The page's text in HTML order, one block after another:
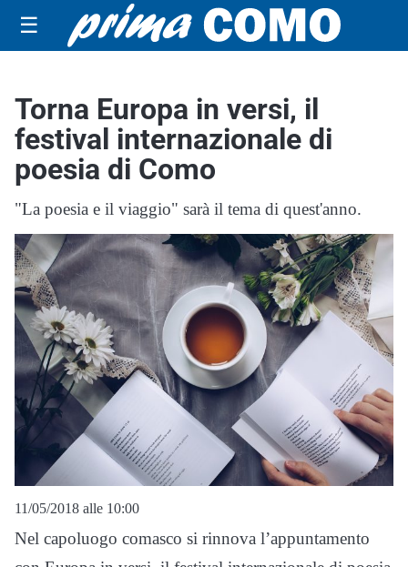
☰
Torna Europa in versi, il
festival internazionale di
poesia di Como
"La poesia e il viaggio" sarà il tema di quest'anno.
11/05/2018 alle 10:00
Nel capoluogo comasco si rinnova l’appuntamento